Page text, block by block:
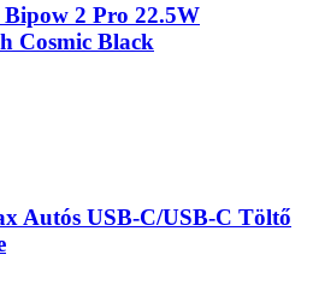
2 Pro 22.5W
Cosmic Black
Autós USB-C/USB-C Töltő